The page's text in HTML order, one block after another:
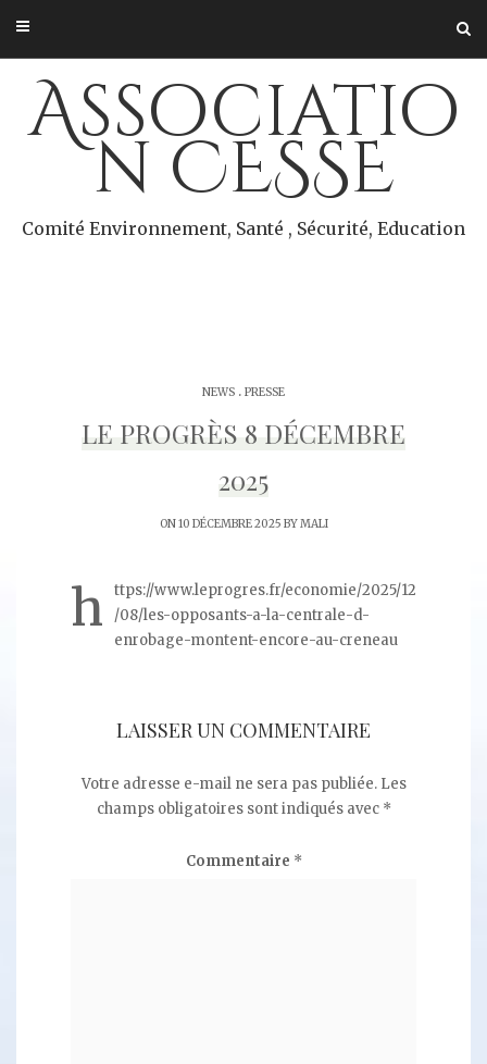
content
Associatio
n CESSE
Comité Environnement, Santé , Sécurité, Education
NEWS . PRESSE
LE PROGRÈS 8 DÉCEMBRE
2025
ON 10 DÉCEMBRE 2025 BYMALI
h
ttps://www.leprogres.fr/economie/2025/12
/08/les-opposants-a-la-centrale-d-
enrobage-montent-encore-au-creneau
LAISSER UN COMMENTAIRE
Votre adresse e-mail ne sera pas publiée. Les
champs obligatoires sont indiqués avec *
Commentaire *